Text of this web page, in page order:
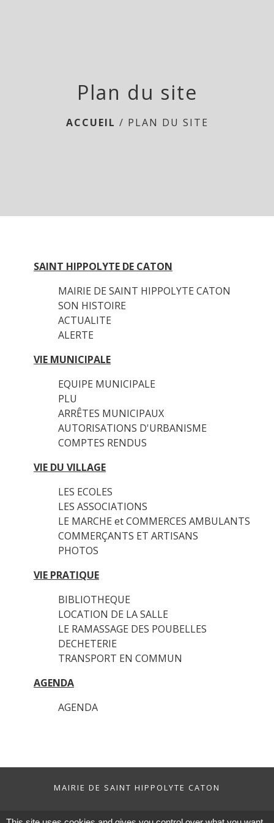
Plan du site
ACCUEIL / PLAN DU SITE
SAINT HIPPOLYTE DE CATON
MAIRIE DE SAINT HIPPOLYTE CATON
SON HISTOIRE
ACTUALITE
ALERTE
VIE MUNICIPALE
EQUIPE MUNICIPALE
PLU
ARRÊTES MUNICIPAUX
AUTORISATIONS D'URBANISME
COMPTES RENDUS
VIE DU VILLAGE
LES ECOLES
LES ASSOCIATIONS
LE MARCHE et COMMERCES AMBULANTS
COMMERÇANTS ET ARTISANS
PHOTOS
VIE PRATIQUE
BIBLIOTHEQUE
LOCATION DE LA SALLE
LE RAMASSAGE DES POUBELLES
DECHETERIE
TRANSPORT EN COMMUN
AGENDA
AGENDA
MAIRIE DE SAINT HIPPOLYTE CATON